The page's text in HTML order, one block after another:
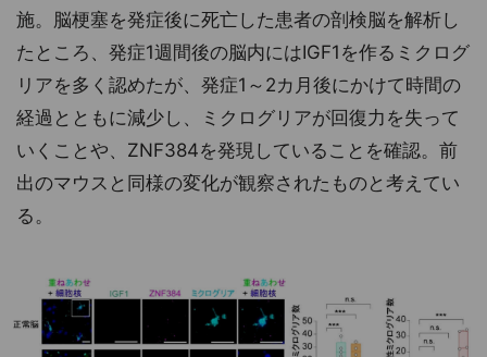
施。脳梗塞を発症後に死亡した患者の剖検脳を解析し
たところ、発症1週間後の脳内にはIGF1を作るミクログ
リアを多く認めたが、発症1～2カ月後にかけて時間の
経過とともに減少し、ミクログリアが回復力を失って
いくことや、ZNF384を発現していることを確認。前
出のマウスと同様の変化が観察されたものと考えてい
る。